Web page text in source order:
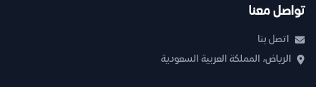
تواصل معنا
اتصل بنا
الرياض، المملكة العربية السعودية